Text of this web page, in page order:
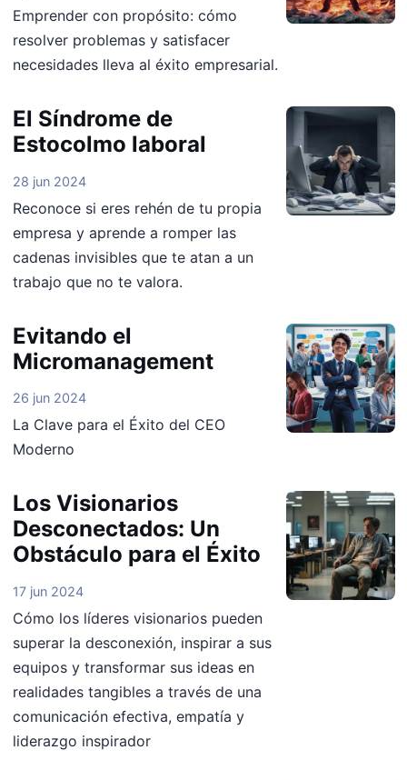
Emprender con propósito: cómo
resolver problemas y satisfacer
necesidades lleva al éxito empresarial.
El Síndrome de
Estocolmo laboral
28 jun 2024
Reconoce si eres rehén de tu propia
empresa y aprende a romper las
cadenas invisibles que te atan a un
trabajo que no te valora.
Evitando el
Micromanagement
26 jun 2024
La Clave para el Éxito del CEO
Moderno
Los Visionarios
Desconectados: Un
Obstáculo para el Éxito
17 jun 2024
Cómo los líderes visionarios pueden
superar la desconexión, inspirar a sus
equipos y transformar sus ideas en
realidades tangibles a través de una
comunicación efectiva, empatía y
liderazgo inspirador